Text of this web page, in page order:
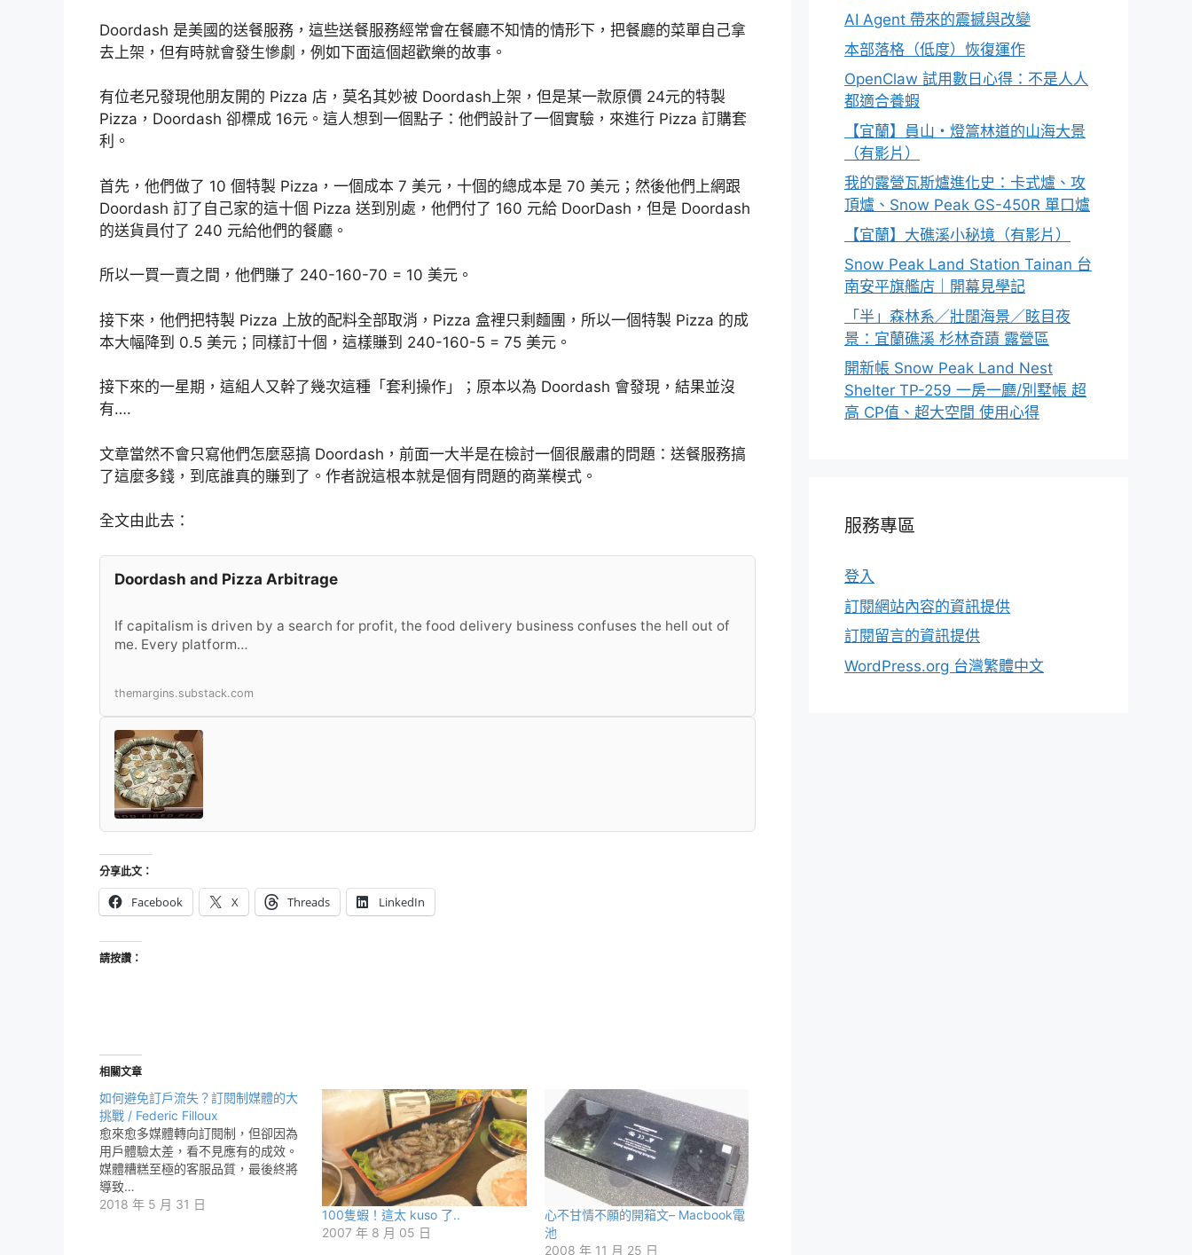
Doordash 是美國的送餐服務，這些送餐服務經常會在餐廳不知情的情形下，把餐廳的菜單自己拿
去上架，但有時就會發生慘劇，例如下面這個超歡樂的故事。
有位老兄發現他朋友開的 Pizza 店，莫名其妙被 Doordash上架，但是某一款原價 24元的特製
Pizza，Doordash 卻標成 16元。這人想到一個點子：他們設計了一個實驗，來進行 Pizza 訂購套
利。
首先，他們做了 10 個特製 Pizza，一個成本 7 美元，十個的總成本是 70 美元；然後他們上網跟
Doordash 訂了自己家的這十個 Pizza 送到別處，他們付了 160 元給 DoorDash，但是 Doordash
的送貨員付了 240 元給他們的餐廳。
所以一買一賣之間，他們賺了 240-160-70 = 10 美元。
接下來，他們把特製 Pizza 上放的配料全部取消，Pizza 盒裡只剩麵團，所以一個特製 Pizza 的成
本大幅降到 0.5 美元；同樣訂十個，這樣賺到 240-160-5 = 75 美元。
接下來的一星期，這組人又幹了幾次這種「套利操作」；原本以為 Doordash 會發現，結果並沒
有….
文章當然不會只寫他們怎麼惡搞 Doordash，前面一大半是在檢討一個很嚴肅的問題：送餐服務搞
了這麼多錢，到底誰真的賺到了。作者說這根本就是個有問題的商業模式。
全文由此去：
Doordash and Pizza Arbitrage
If capitalism is driven by a search for profit, the food delivery business confuses the hell out of
me. Every platform…
themargins.substack.com
分享此文：
Facebook X Threads LinkedIn
請按讚：
相關文章
如何避免訂戶流失？訂閱制媒體的大
挑戰 / Federic Filloux
愈來愈多媒體轉向訂閱制，但卻因為
用戶體驗太差，看不見應有的成效。
媒體糟糕至極的客服品質，最後終將
導致…
2018 年 5 月 31 日
100隻蝦！這太 kuso 了..
2007 年 8 月 05 日
心不甘情不願的開箱文– Macbook電
池
2008 年 11 月 25 日
AI Agent 帶來的震撼與改變
本部落格（低度）恢復運作
OpenClaw 試用數日心得：不是人人
都適合養蝦
【宜蘭】員山・燈篙林道的山海大景
（有影片）
我的露營瓦斯爐進化史：卡式爐、攻
頂爐、Snow Peak GS-450R 單口爐
【宜蘭】大礁溪小秘境（有影片）
Snow Peak Land Station Tainan 台
南安平旗艦店｜開幕見學記
「半」森林系／壯闊海景／眩目夜
景：宜蘭礁溪 杉林奇蹟 露營區
開新帳 Snow Peak Land Nest
Shelter TP-259 一房一廳/別墅帳 超
高 CP值、超大空間 使用心得
服務專區
登入
訂閱網站內容的資訊提供
訂閱留言的資訊提供
WordPress.org 台灣繁體中文